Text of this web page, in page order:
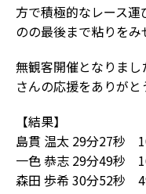
方で積極的なレース
のの最後まで粘りをみ
無観客開催となりまし
さんの応援をありがと
【結果】
島貫 温太 29分27秒
一色 恭志 29分49秒
森田 歩希 30分52秒